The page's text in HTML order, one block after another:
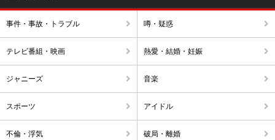
事件・事故・トラブル 噂・疑惑
テレビ番組・映画 熱愛・結婚・妊娠
ジャニーズ 音楽
スポーツ アイドル
不倫・浮気 破局・離婚